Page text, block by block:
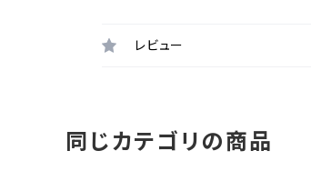
レビュー
同じカテゴリの商品